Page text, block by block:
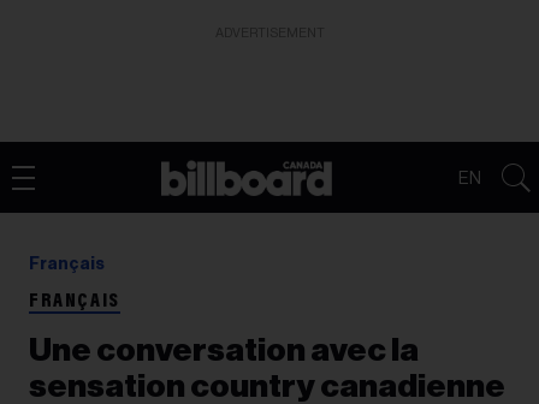
EN
Français
FRANÇAIS
Une conversation avec la
sensation country canadienne